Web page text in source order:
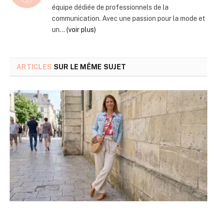
équipe dédiée de professionnels de la
communication. Avec une passion pour la mode et
un... (voir plus)
ARTICLES SUR LE MÊME SUJET